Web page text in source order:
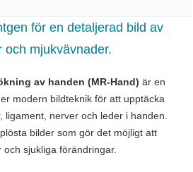
för en detaljerad bild av
och mjukvävnader.
av handen (MR-Hand) är en
modern bildteknik för att upptäcka
ligament, nerver och leder i handen.
bilder som gör det möjligt att
sjukliga förändringar.